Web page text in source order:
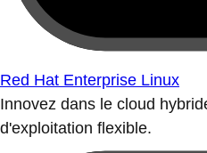
Red Hat Enterprise Linux
Innovez dans le cloud
d'exploitation flexible.